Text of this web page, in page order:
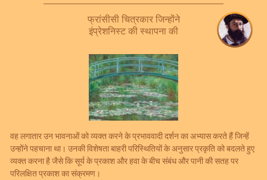
फ्रांसीसी चित्रकार जिन्होंने
इंप्रेशनिस्ट की स्थापना की
वह लगातार उन भावनाओं को व्यक्त करने के प्रभाववादी दर्शन का अभ्यास करते हैं जिन्हें
उन्होंने पहचाना था। उनकी विशेषता बाहरी परिस्थितियों के अनुसार प्रकृति को बदलते हुए
व्यक्त करना है जैसे कि सूर्य के प्रकाश और हवा के बीच संबंध और पानी की सतह पर
परिलक्षित प्रकाश का संक्रमण।